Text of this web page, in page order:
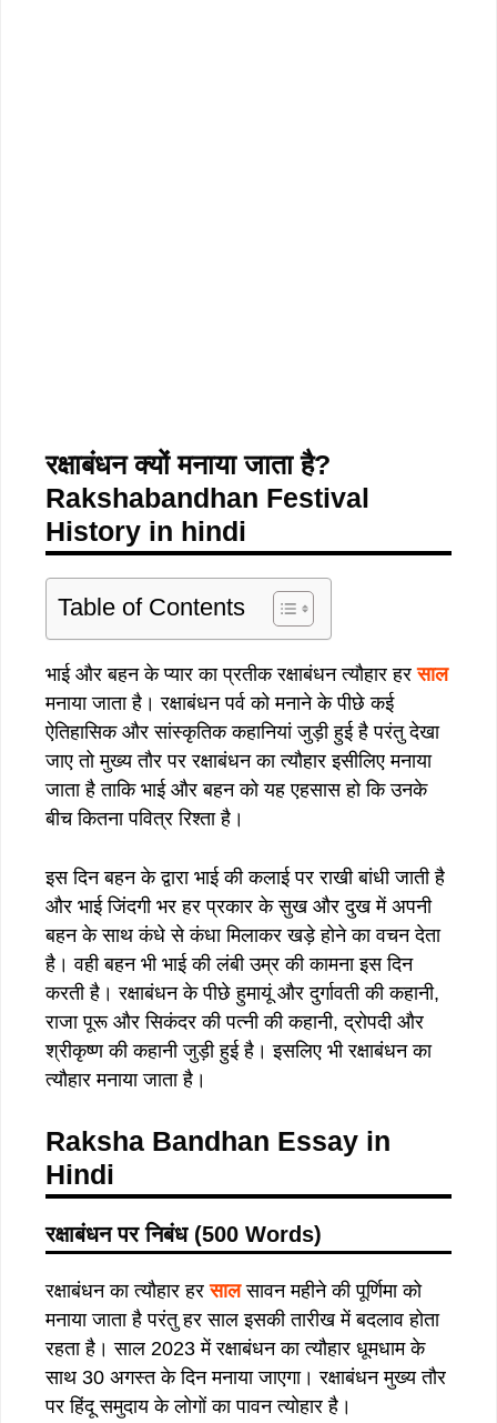
रक्षाबंधन क्यों मनाया जाता है?
Rakshabandhan Festival
History in hindi
Table of Contents
भाई और बहन के प्यार का प्रतीक रक्षाबंधन त्यौहार हरसाल
मनाया जाता है। रक्षाबंधन पर्व को मनाने के पीछे कई
ऐतिहासिक और सांस्कृतिक कहानियां जुड़ी हुई है परंतु देखा
जाए तो मुख्य तौर पर रक्षाबंधन का त्यौहार इसीलिए मनाया
जाता है ताकि भाई और बहन को यह एहसास हो कि उनके
बीच कितना पवित्र रिश्ता है।
इस दिन बहन के द्वारा भाई की कलाई पर राखी बांधी जाती है
और भाई जिंदगी भर हर प्रकार के सुख और दुख में अपनी
बहन के साथ कंधे से कंधा मिलाकर खड़े होने का वचन देता
है। वही बहन भी भाई की लंबी उम्र की कामना इस दिन
करती है। रक्षाबंधन के पीछे हुमायूं और दुर्गावती की कहानी,
राजा पूरू और सिकंदर की पत्नी की कहानी, द्रोपदी और
श्रीकृष्ण की कहानी जुड़ी हुई है। इसलिए भी रक्षाबंधन का
त्यौहार मनाया जाता है।
Raksha Bandhan Essay in
Hindi
रक्षाबंधन पर निबंध (500 Words)
रक्षाबंधन का त्यौहार हरसाल सावन महीने की पूर्णिमा को
मनाया जाता है परंतु हर साल इसकी तारीख में बदलाव होता
रहता है। साल 2023 में रक्षाबंधन का त्यौहार धूमधाम के
साथ 30 अगस्त के दिन मनाया जाएगा। रक्षाबंधन मुख्य तौर
पर हिंदू समुदाय के लोगों का पावन त्योहार है।